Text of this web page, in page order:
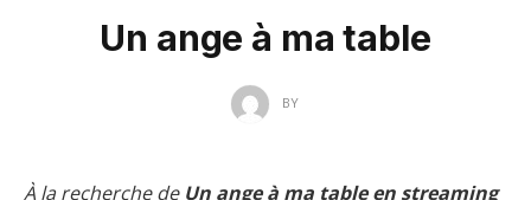
Un ange à ma table
BY
À la recherche de Un ange à ma table en streaming